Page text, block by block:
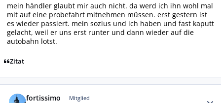
mein händler glaubt mir auch nicht. da werd ich ihn wohl mal
mit auf eine probefahrt mitnehmen müssen. erst gestern ist
es wieder passiert. mein sozius und ich haben und fast kaputt
gelacht, weil er uns erst runter und dann wieder auf die
autobahn lotst.
Zitat
fortissimo Mitglied